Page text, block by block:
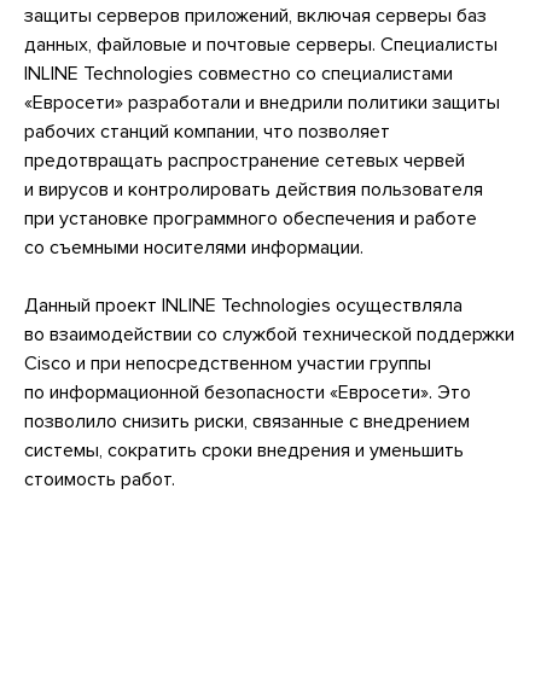
защиты серверов приложений, включая серверы баз
данных, файловые и почтовые серверы. Специалисты
INLINE Technologies совместно со специалистами
«Евросети» разработали и внедрили политики защиты
рабочих станций компании, что позволяет
предотвращать распространение сетевых червей
и вирусов и контролировать действия пользователя
при установке программного обеспечения и работе
со съемными носителями информации.
Данный проект INLINE Technologies осуществляла
во взаимодействии со службой технической поддержки
Cisco и при непосредственном участии группы
по информационной безопасности «Евросети». Это
позволило снизить риски, связанные с внедрением
системы, сократить сроки внедрения и уменьшить
стоимость работ.